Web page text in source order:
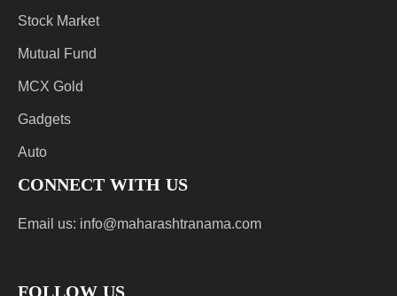
Stock Market
Mutual Fund
MCX Gold
Gadgets
Auto
CONNECT WITH US
Email us: info@maharashtranama.com